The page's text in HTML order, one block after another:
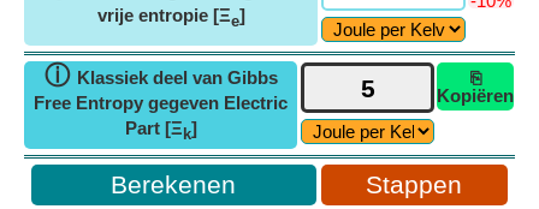
vrije entropie [Ξe]
ⓘ Klassiek deel van Gibbs
Free Entropy gegeven Electric
Part [Ξ k]
⎘
Kopiëren
Stappen